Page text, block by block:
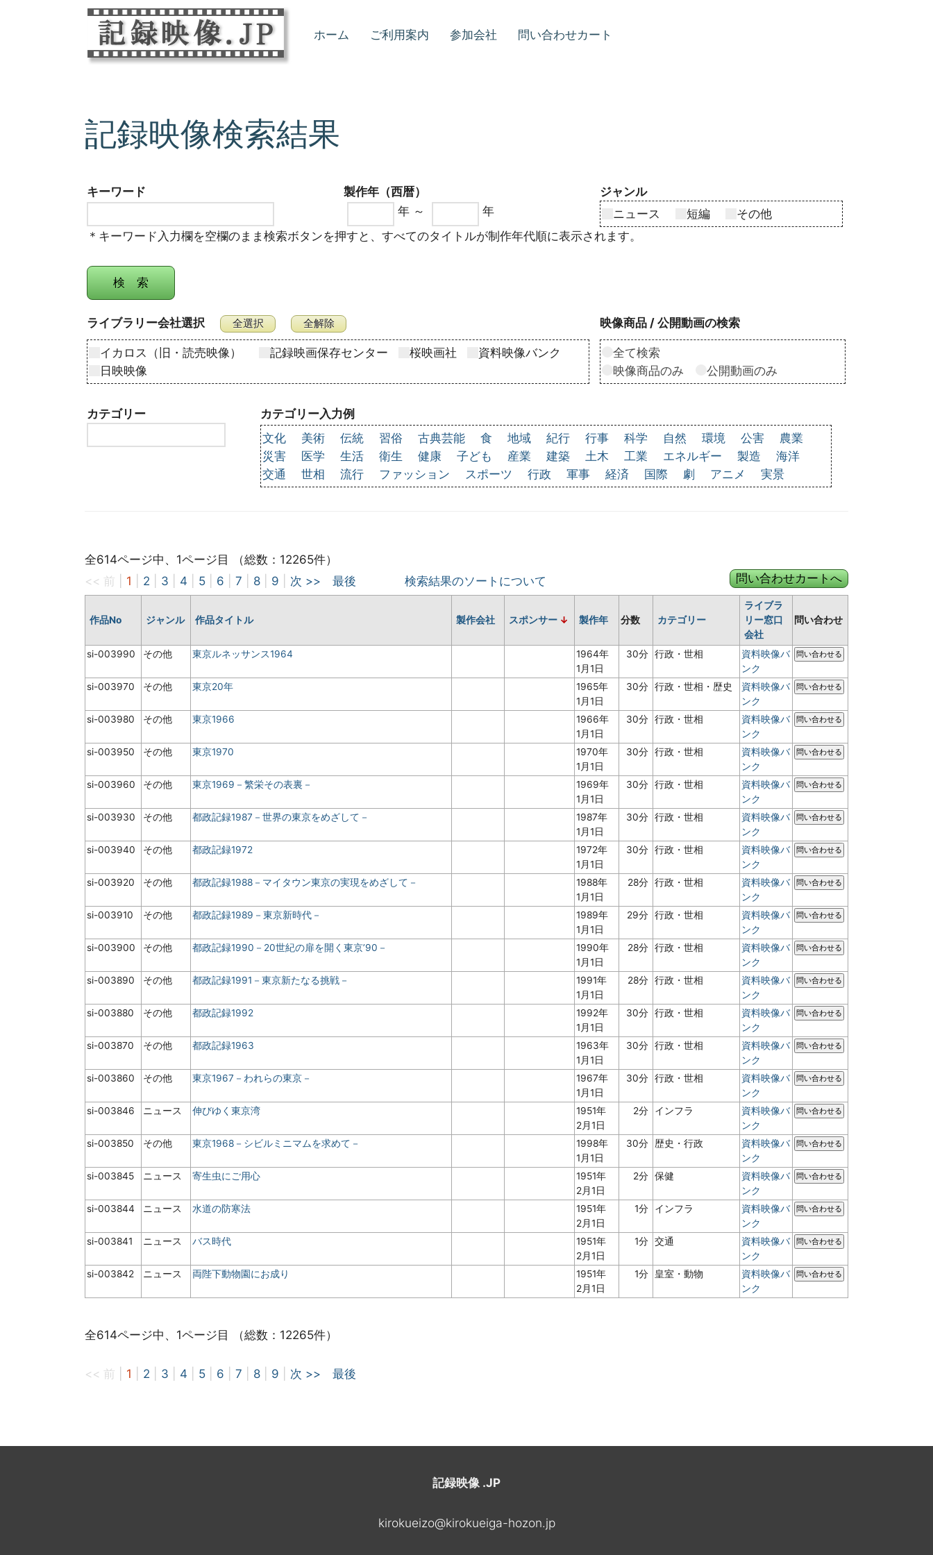
ホーム ご利用案内 参加会社 問い合わせカート
記録映像検索結果
キーワード
製作年（西暦）
年 ～
年
ジャンル
ニュース
短編
その他
＊キーワード入力欄を空欄のまま検索ボタンを押すと、すべてのタイトルが制作年代順に表示されます。
ライブラリー会社選択
イカロス（旧・読売映像） 記録映画保存センター 桜映画社
資料映像バンク
日映映像
映像商品 / 公開動画の検索
全て検索
映像商品のみ
公開動画のみ
カテゴリー
カテゴリー入力例
文化
美術 伝統 習俗 古典芸能 食 地域 紀行 行事 科学 自然 環境 公害
農業
災害
医学 生活 衛生 健康 子ども 産業 建築 土木 工業 エネルギー 製造
海洋
交通
世相 流行 ファッション スポーツ 行政 軍事 経済 国際 劇 アニメ 実景
全614ページ中、1ページ目 （総数：12265件）
<< 前
1 2 3 4 5 6 7 8 9 次 >> 最後 検索結果のソートについて
作品No ジャンル 作品タイトル 製作会社 スポンサー 製作年 分数 カテゴリー
ライブラ
リー窓口
会社
問い合わせ
si-003990 その他 東京ルネッサンス1964
1964年
1月1日
30分 行政・世相
資料映像バ
ンク
問い合わせる
si-003970 その他 東京20年
1965年
1月1日
30分 行政・世相・歴史
資料映像バ
ンク
問い合わせる
si-003980 その他 東京1966
1966年
1月1日
30分 行政・世相
資料映像バ
ンク
問い合わせる
si-003950 その他 東京1970
1970年
1月1日
30分 行政・世相
資料映像バ
ンク
問い合わせる
si-003960 その他 東京1969－繁栄その表裏－
1969年
1月1日
30分 行政・世相
資料映像バ
ンク
問い合わせる
si-003930 その他 都政記録1987－世界の東京をめざして－
1987年
1月1日
30分 行政・世相
資料映像バ
ンク
問い合わせる
si-003940 その他 都政記録1972
1972年
1月1日
30分 行政・世相
資料映像バ
ンク
問い合わせる
si-003920 その他 都政記録1988－マイタウン東京の実現をめざして－
1988年
1月1日
28分 行政・世相
資料映像バ
ンク
問い合わせる
si-003910 その他 都政記録1989－東京新時代－
1989年
1月1日
29分 行政・世相
資料映像バ
ンク
問い合わせる
si-003900 その他 都政記録1990－20世紀の扉を開く東京’90－
1990年
1月1日
28分 行政・世相
資料映像バ
ンク
問い合わせる
si-003890 その他 都政記録1991－東京新たなる挑戦－
1991年
1月1日
28分 行政・世相
資料映像バ
ンク
問い合わせる
si-003880 その他 都政記録1992
1992年
1月1日
30分 行政・世相
資料映像バ
ンク
問い合わせる
si-003870 その他 都政記録1963
1963年
1月1日
30分 行政・世相
資料映像バ
ンク
問い合わせる
si-003860 その他 東京1967－われらの東京－
1967年
1月1日
30分 行政・世相
資料映像バ
ンク
問い合わせる
si-003846 ニュース 伸びゆく東京湾
1951年
2月1日
2分 インフラ
資料映像バ
ンク
問い合わせる
si-003850 その他 東京1968－シビルミニマムを求めて－
1998年
1月1日
30分 歴史・行政
資料映像バ
ンク
問い合わせる
si-003845 ニュース 寄生虫にご用心
1951年
2月1日
2分 保健
資料映像バ
ンク
問い合わせる
si-003844 ニュース 水道の防寒法
1951年
2月1日
1分 インフラ
資料映像バ
ンク
問い合わせる
si-003841 ニュース バス時代
1951年
2月1日
1分 交通
資料映像バ
ンク
問い合わせる
si-003842 ニュース 両陛下動物園にお成り
1951年
2月1日
1分 皇室・動物
資料映像バ
ンク
問い合わせる
全614ページ中、1ページ目 （総数：12265件）
<< 前 1 2 3 4 5 6 7 8 9 次 >> 最後
記録映像 .JP
kirokueizo@kirokueiga-hozon.jp